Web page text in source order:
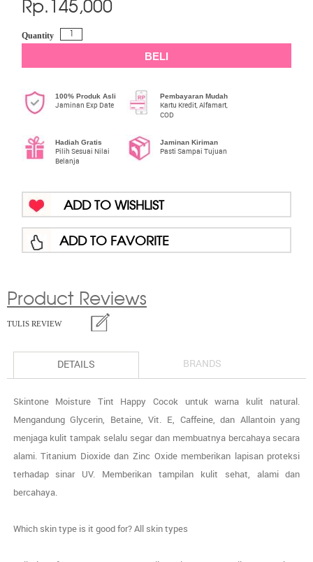
Rp. 145,000
Quantity
BELI
100% Produk Asli
Jaminan Exp Date
Pembayaran Mudah
Kartu Kredit, Alfamart,
COD
Hadiah Gratis
Pilih Sesuai Nilai
Belanja
Jaminan Kiriman
Pasti Sampai Tujuan
ADD TO WISHLIST
ADD TO FAVORITE
Product Reviews
TULIS REVIEW
DETAILS BRANDS
Skintone Moisture Tint Happy Cocok untuk warna kulit natural.
Mengandung Glycerin, Betaine, Vit. E, Caffeine, dan Allantoin yang
menjaga kulit tampak selalu segar dan membuatnya bercahaya secara
alami. Titanium Dioxide dan Zinc Oxide memberikan lapisan proteksi
terhadap sinar UV. Memberikan tampilan kulit sehat, alami dan
bercahaya.
Which skin type is it good for? All skin types